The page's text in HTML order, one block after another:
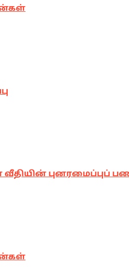
வீதியின் புனரமைப்புப்